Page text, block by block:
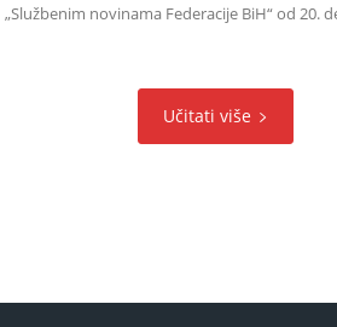
„Službenim novinama Federacije BiH“ od 20.
Učitati više